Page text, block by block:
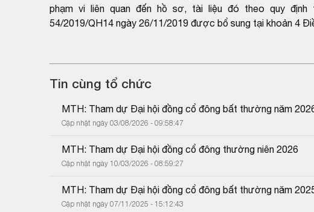
phạm vi liên quan đến hồ sơ, tài liệu đó theo quy
54/2019/QH14 ngày 26/11/2019 được bổ sung tại khoản 4
Tin cùng tổ chức
MTH: Tham dự Đại hội đồng cổ đông bất thường năm
Cập nhật ngày 03/08/2026 - 09:58:47
MTH: Tham dự Đại hội đồng cổ đông thường niên 2026
Cập nhật ngày 10/03/2026 - 08:59:27
MTH: Tham dự Đại hội đồng cổ đông bất thường năm
Cập nhật ngày 07/11/2025 - 15:12:43